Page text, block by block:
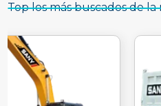
Top los más buscados de la